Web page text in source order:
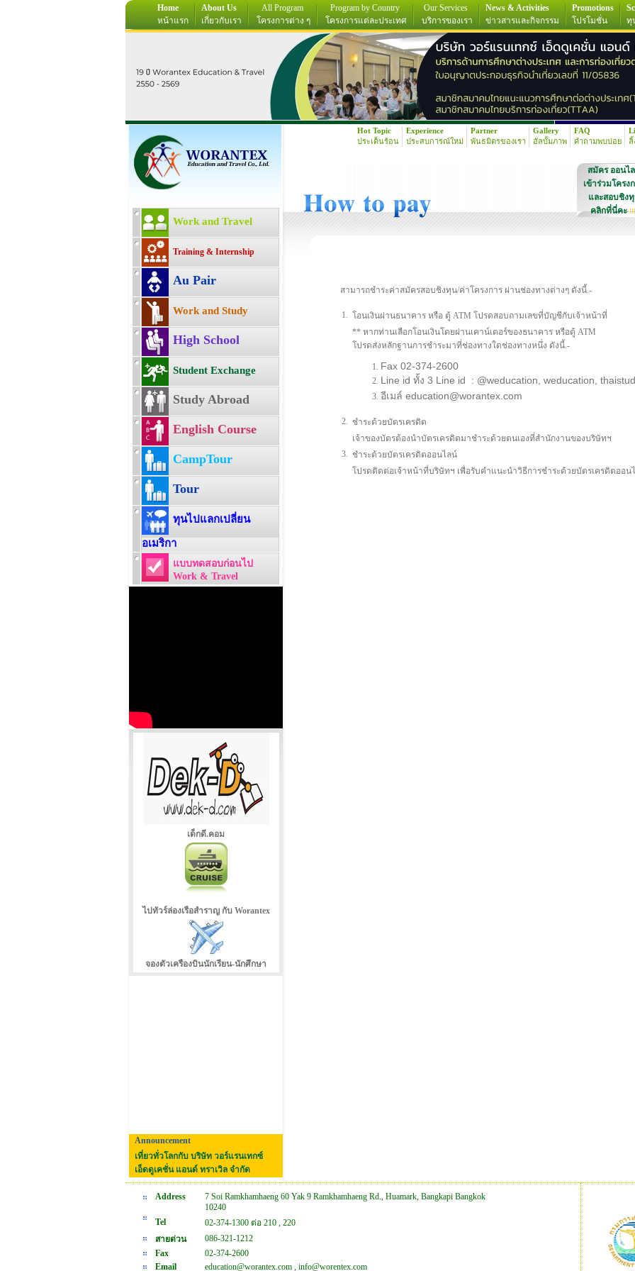
Home
หน้าแรก
About Us
เกี่ยวกับเรา
All Program
โครงการต่าง ๆ
Program by Country
โครงการแต่ละประเทศ
Our Services
บริการของเรา
News & Activities
ข่าวสารและกิจกรรม
Promotions
โปรโมชั่น
ทุ
Work and Travel
Training & Internship
Au Pair
Work and Study
High School
Student Exchange
Study Abroad
English Course
CampTour
Tour
ทุนไปแลกเปลี่ยน
อเมริกา
แบบทดสอบก่อนไป
Work & Travel
เด็กดี.คอม
ไปทัวร์ล่องเรือสำราญ กับ Worantex
จองตัวเครืองบินนักเรียน-นักศึกษา
Announcement
เที่ยวทั่วโลกกับ บริษัท วอร์แรนเทกซ์
เอ็ดดูเคชั่น แอนด์ ทราเวิล จำกัด
Hot Topic
ประเด็นร้อน
Experience
ประสบการณ์ใหม่
Partner
พันธมิตรของเรา
Gallery
อัลบั้มภาพ
FAQ
คำถามพบบ่อย
ลิ้
สมัคร ออนไ
เข้าร่วมโครง
และสอบชิง
คลิกที่นี่คะ
สามารถชำระค่าสมัครสอบชิงทุน/ค่าโครงการ ผ่านช่องทางต่างๆ ดังนี้.-
1. โอนเงินผ่านธนาคาร หรือ ตู้ ATM โปรดสอบถามเลขที่บัญชีกับเจ้าหน้าที่
** หากท่านเลือกโอนเงินโดยผ่านเคาน์เตอร์ของธนาคาร หรือตู้ ATM
โปรดส่งหลักฐานการชำระมาที่ช่องทางใดช่องทางหนึ่ง ดังนี้.-
Fax 02-374-2600
Line id ทั้ง 3 Line id : @weducation, weducation,
อีเมล์ education@worantex.com
2. ชำระด้วยบัตรเครดิต
เจ้าของบัตรต้องนำบัตรเครดิตมาชำระด้วยตนเองที่สำนักงานของบริษัทฯ
3. ชำระด้วยบัตรเครดิตออนไลน์
โปรดติดต่อเจ้าหน้าที่บริษัทฯ เพื่อรับคำแนะนำวิธีการชำระด้วยบัตรเครดิตออน
Address
7 Soi Ramkhamhaeng 60 Yak 9 Ramkhamhaeng Rd., Huamark, Bangkapi Bangkok
10240
Tel
02-374-1300 ต่อ 210 , 220
สายด่วน
086-321-1212
Fax
02-374-2600
Email
education@worantex.com , info@worentex.com